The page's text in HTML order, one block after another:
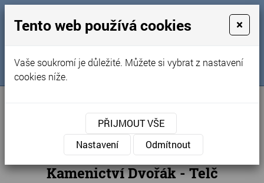
Obchodní podmínky
Kontakty
Naše kamenictví
Sledujte nás na FB
Internetový obchod
Kamenictví Dvořák - Telč
Tento web používá cookies ×
Vaše soukromí je důležité. Můžete si vybrat z nastavení
cookies níže.
PŘIJMOUT VŠE
Nastavení
Odmítnout